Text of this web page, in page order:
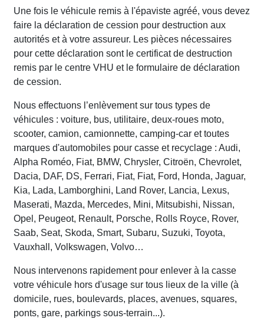
Une fois le véhicule remis à l'épaviste agréé, vous devez
faire la déclaration de cession pour destruction aux
autorités et à votre assureur. Les pièces nécessaires
pour cette déclaration sont le certificat de destruction
remis par le centre VHU et le formulaire de déclaration
de cession.
Nous effectuons l’enlèvement sur tous types de
véhicules : voiture, bus, utilitaire, deux-roues moto,
scooter, camion, camionnette, camping-car et toutes
marques d'automobiles pour casse et recyclage : Audi,
Alpha Roméo, Fiat, BMW, Chrysler, Citroën, Chevrolet,
Dacia, DAF, DS, Ferrari, Fiat, Fiat, Ford, Honda, Jaguar,
Kia, Lada, Lamborghini, Land Rover, Lancia, Lexus,
Maserati, Mazda, Mercedes, Mini, Mitsubishi, Nissan,
Opel, Peugeot, Renault, Porsche, Rolls Royce, Rover,
Saab, Seat, Skoda, Smart, Subaru, Suzuki, Toyota,
Vauxhall, Volkswagen, Volvo…
Nous intervenons rapidement pour enlever à la casse
votre véhicule hors d'usage sur tous lieux de la ville (à
domicile, rues, boulevards, places, avenues, squares,
ponts, gare, parkings sous-terrain...).